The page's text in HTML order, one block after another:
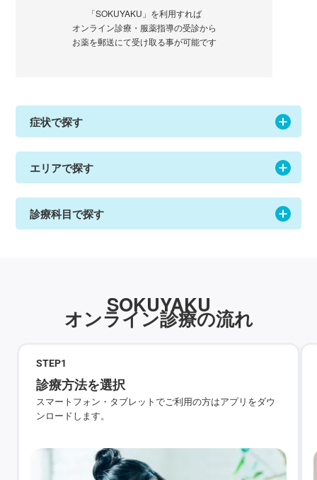
「SOKUYAKU」を利用すれば
オンライン診療・服薬指導の受診から
お薬を郵送にて受け取る事が可能です
症状で探す
エリアで探す
診療科目で探す
SOKUYAKU
オンライン診療の流れ
STEP1
診療方法を選択
スマートフォン・タブレットでご利用の方はアプリをダウ
ンロードします。